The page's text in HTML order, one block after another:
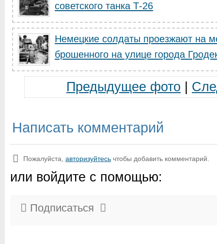
советского танка Т-26
Немецкие солдаты проезжают на
брошенного на улице города
Предыдущее фото
Написать комментарий
Пожалуйста, авторизуйтесь чтобы добавить комментарий.
или войдите с помощью:
Подписаться